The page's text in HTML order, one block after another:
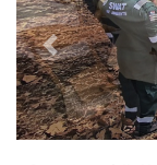
Previous